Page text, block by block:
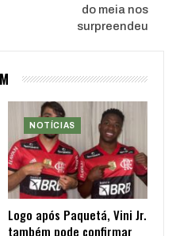
do meia nos
surpreendeu
NOTÍCIAS
Logo após Paquetá, Vini Jr.
também pode confirmar